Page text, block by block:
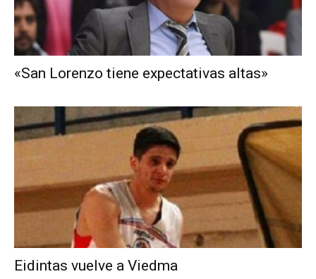
«San Lorenzo tiene expectativas altas»
Eidintas vuelve a Viedma